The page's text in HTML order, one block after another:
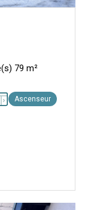
Appartement 4 pièce(s) 3 chambre(s) 79 m²
Ascenseur